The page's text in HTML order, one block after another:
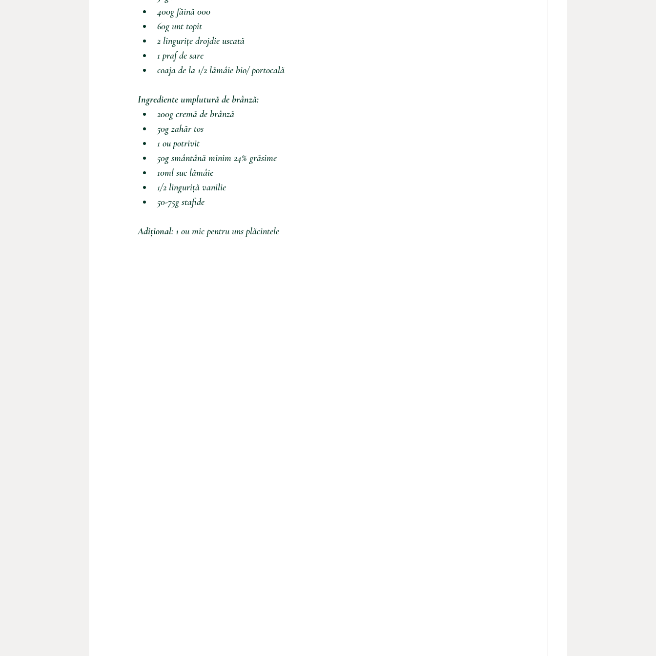
400g făină 000
60g unt topit
2 lingurițe drojdie uscată
1 praf de sare
coaja de la 1/2 lămâie bio/ portocală
Ingrediente umplutură de brânză:
200g cremă de brânză
50g zahăr tos
1 ou potrivit
50g smântână minim 24% grăsime
10ml suc lămâie
1/2 linguriță vanilie
50-75g stafide
Adițional: 1 ou mic pentru uns plăcintele